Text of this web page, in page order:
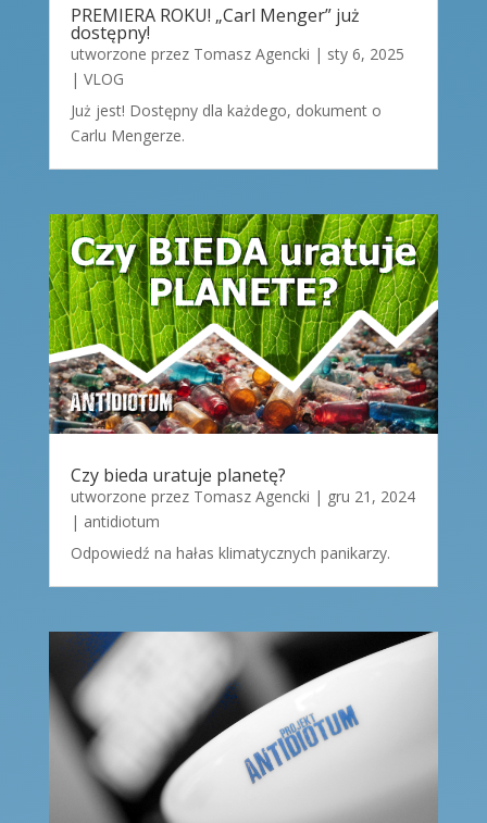
PREMIERA ROKU! „Carl Menger” już
dostępny!
utworzone przez Tomasz Agencki | sty 6, 2025
| VLOG
Już jest! Dostępny dla każdego, dokument o
Carlu Mengerze.
Czy bieda uratuje planetę?
utworzone przez Tomasz Agencki | gru 21, 2024
| antidiotum
Odpowiedź na hałas klimatycznych panikarzy.